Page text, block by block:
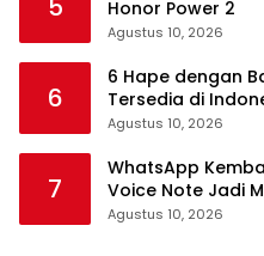
5
Honor Power 2
Agustus 10, 2026
6
6 Hape dengan
Tersedia di
Agustus 10, 2026
7
WhatsApp
Voice Note Jadi
Agustus 10, 2026